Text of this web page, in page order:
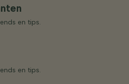
en tips.
en tips.